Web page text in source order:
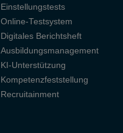
Einstellungstests
Online-Testsystem
Digitales Berichtsheft
Ausbildungsmanagement
KI-Unterstützung
Kompetenzfeststellung
Recruitainment